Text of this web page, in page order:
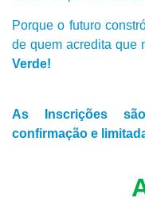
Porque o futuro
de quem acredita que
Verde!
As Inscrições
confirmação e